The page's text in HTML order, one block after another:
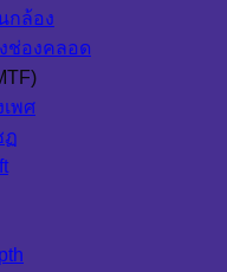
กล้อง
ช่องคลอด
พศ
ฏ